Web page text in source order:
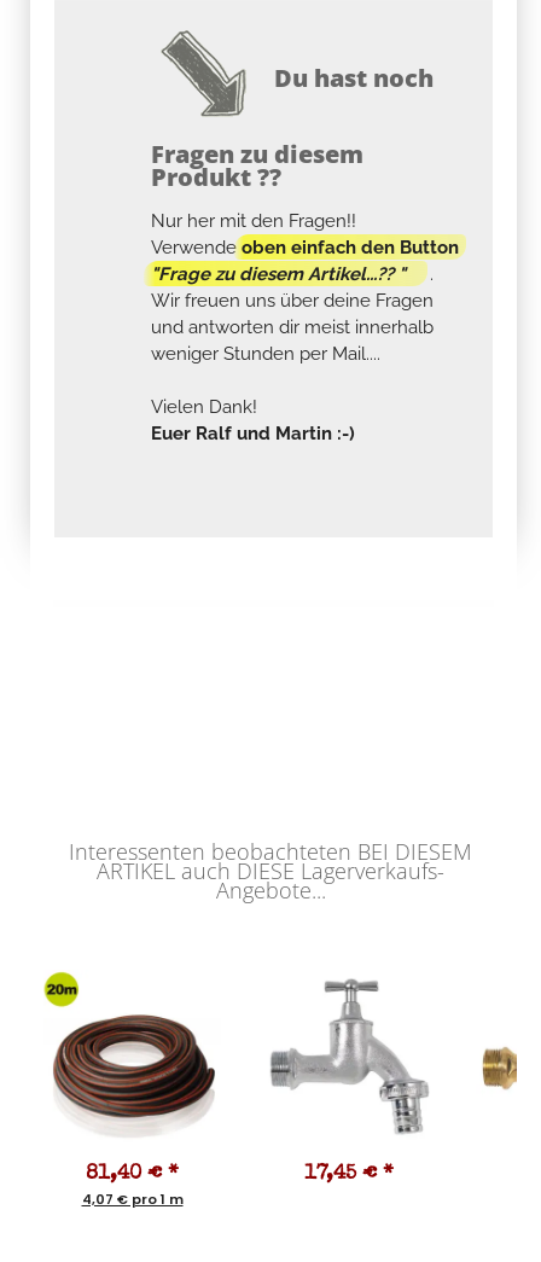
Du hast noch
Fragen zu diesem
Produkt ??
Nur her mit den Fragen!!
Verwendeoben einfach den Button
"Frage zu diesem Artikel...?? "
.
Wir freuen uns über deine Fragen
und antworten dir meist innerhalb
weniger Stunden per Mail....
Vielen Dank!
Euer Ralf und Martin :-)
Interessenten beobachteten BEI DIESEM
ARTIKEL auch DIESE Lagerverkaufs-
Angebote...
81,40 € *
4,07 € pro 1 m
17,45 € *